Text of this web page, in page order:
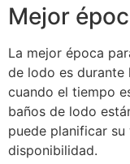
Mejor
La mejor época
de lodo es durante
cuando el tiempo
baños de lodo
puede planificar
disponibilidad.